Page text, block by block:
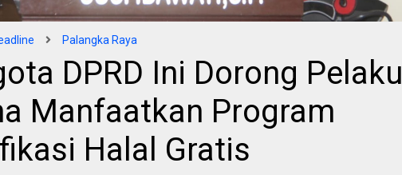
Palangka Raya
DPRD Ini Dorong Pelaku
Manfaatkan Program
Halal Gratis